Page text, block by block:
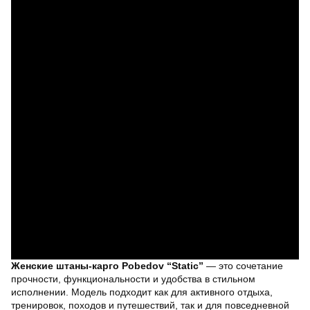
Женские штаны-карго Pobedov “Static” — это сочетание
прочности, функциональности и удобства в стильном
исполнении. Модель подходит как для активного отдыха,
тренировок, походов и путешествий, так и для повседневной